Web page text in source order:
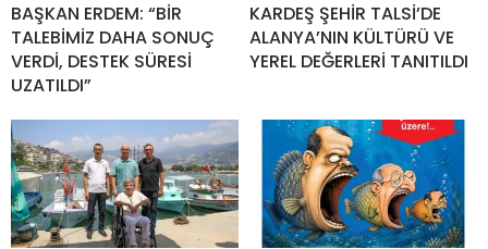
BAŞKAN ERDEM: “BİR
TALEBİMİZ DAHA SONUÇ
VERDİ, DESTEK SÜRESİ
UZATILDI”
KARDEŞ ŞEHİR TALSİ’DE
ALANYA’NIN KÜLTÜRÜ VE
YEREL DEĞERLERİ TANITILDI